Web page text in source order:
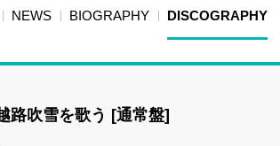
NEWS BIOGRAPHY DISCOGRAPHY
路吹雪を歌う [通常盤]